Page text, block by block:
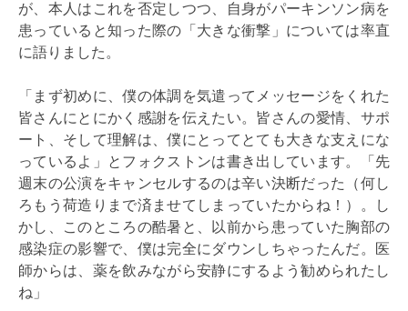
が、本人はこれを否定しつつ、自身がパーキンソン病を
患っていると知った際の「大きな衝撃」については率直
に語りました。
「まず初めに、僕の体調を気遣ってメッセージをくれた
皆さんにとにかく感謝を伝えたい。皆さんの愛情、サポ
ート、そして理解は、僕にとってとても大きな支えにな
っているよ」とフォクストンは書き出しています。「先
週末の公演をキャンセルするのは辛い決断だった（何し
ろもう荷造りまで済ませてしまっていたからね！）。し
かし、このところの酷暑と、以前から患っていた胸部の
感染症の影響で、僕は完全にダウンしちゃったんだ。医
師からは、薬を飲みながら安静にするよう勧められたし
ね」